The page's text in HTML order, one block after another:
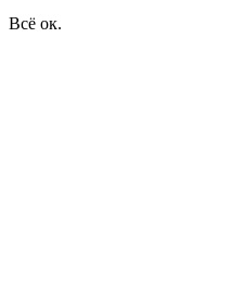
Всё ок.